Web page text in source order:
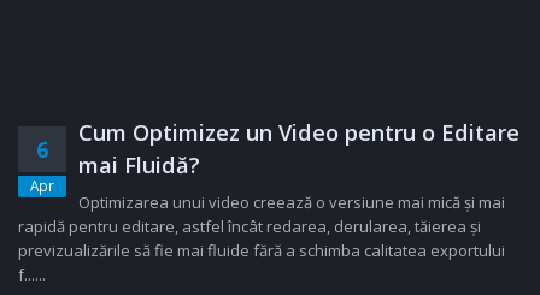
6
Apr
Cum Optimizez un Video pentru o Editare
mai Fluidă?
Optimizarea unui video creează o versiune mai mică și mai
rapidă pentru editare, astfel încât redarea, derularea, tăierea și
previzualizările să fie mai fluide fără a schimba calitatea exportului
f......